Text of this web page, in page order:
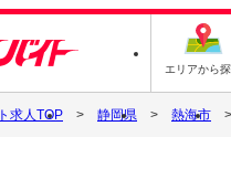
エリアから
求人TOP 静岡県 熱海市